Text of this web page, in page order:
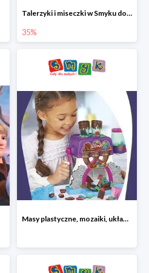
Talerzyki i miseczki w Smyku do -35%
35%
Masy plastyczne, mozaiki, układanki do -45%